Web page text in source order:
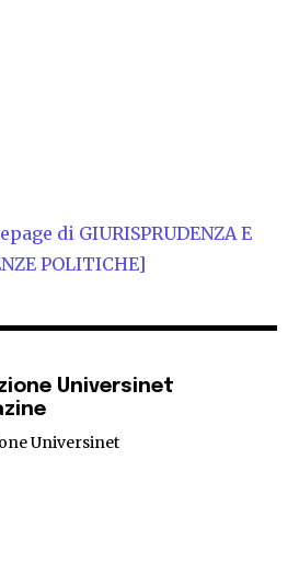
di GIURISPRUDENZA E
POLITICHE]
Universinet
Universinet